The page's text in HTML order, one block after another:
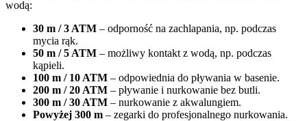
wodą:
30 m / 3 ATM – odporność na zachlapania, np. podczas
mycia rąk.
50 m / 5 ATM – możliwy kontakt z wodą, np. podczas
kąpieli.
100 m / 10 ATM – odpowiednia do pływania w basenie.
200 m / 20 ATM – pływanie i nurkowanie bez butli.
300 m / 30 ATM – nurkowanie z akwalungiem.
Powyżej 300 m – zegarki do profesjonalnego nurkowania.